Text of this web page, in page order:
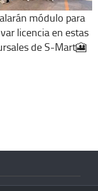
módulo para
licencia en estas
de S-Mart🎦